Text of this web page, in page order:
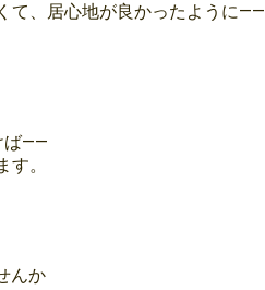
て、居心地が良かったように——
ば——
。
んか